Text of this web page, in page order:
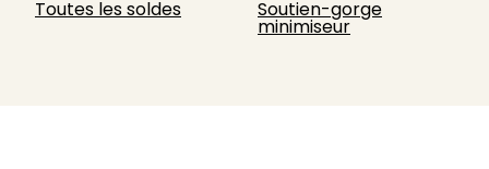
Toutes les soldes
Soutien-gorge
minimiseur